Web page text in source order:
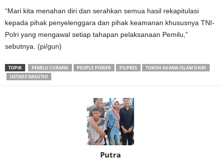
“Mari kita menahan diri dan serahkan semua hasil rekapitulasi
kepada pihak penyelenggara dan pihak keamanan khususnya TNI-
Polri yang mengawal setiap tahapan pelaksanaan Pemilu,”
sebutnya. (pi/gun)
TOPIK PEMILU CURANG PEOPLE POWER PILPRES
TOKOH AGAMA ISLAM DAIRI
USTADZ NASUTIO
Putra